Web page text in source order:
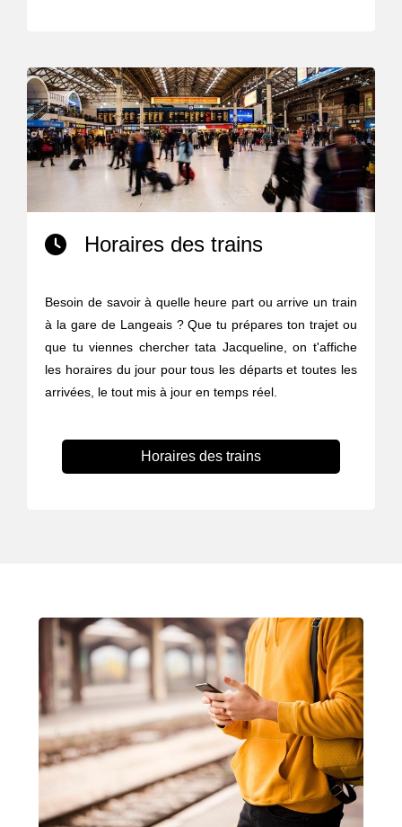
Horaires des trains
Besoin de savoir à quelle heure part ou arrive un train
à la gare de Langeais ? Que tu prépares ton trajet ou
que tu viennes chercher tata Jacqueline, on t'affiche
les horaires du jour pour tous les départs et toutes les
arrivées, le tout mis à jour en temps réel.
Horaires des trains